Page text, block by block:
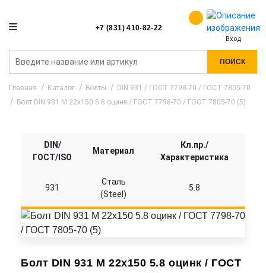
+7 (831) 410-82-22
Вход
ПОИСК
Главная Каталог Болты
DIN 931 / ГОСТ 7798-70 / ГОСТ 7805-70
Болт DIN 931 M 22x150 5.8 оцинк / ГОСТ 7798-70 / ГОСТ 7805-70 (5)
Болт DIN 931 M 22x150 5.8 оцинк / ГОСТ
DIN/
ГОСТ/ISO
Материал
Кл.пр./
Характеристика
931
Сталь
(Steel)
5.8